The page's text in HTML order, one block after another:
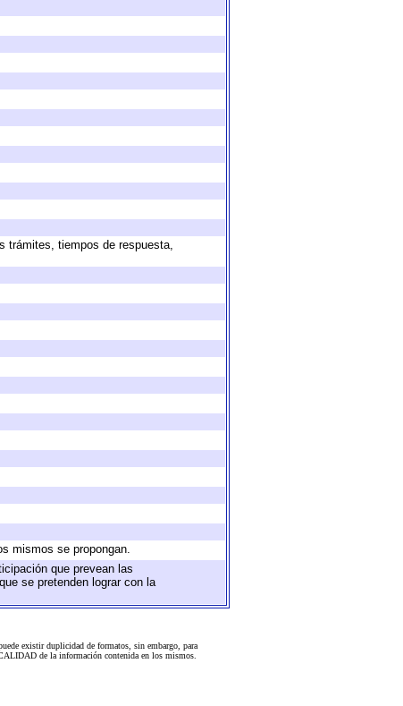
trámites, tiempos de respuesta,
mismos se propongan.
que prevean las
se pretenden lograr con la
existir duplicidad de formatos, sin embargo, para
de la información contenida en los mismos.